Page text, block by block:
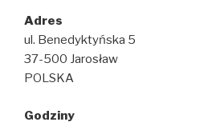
Adres
ul. Benedyktyńska 5
37-500 Jarosław
POLSKA
Godziny